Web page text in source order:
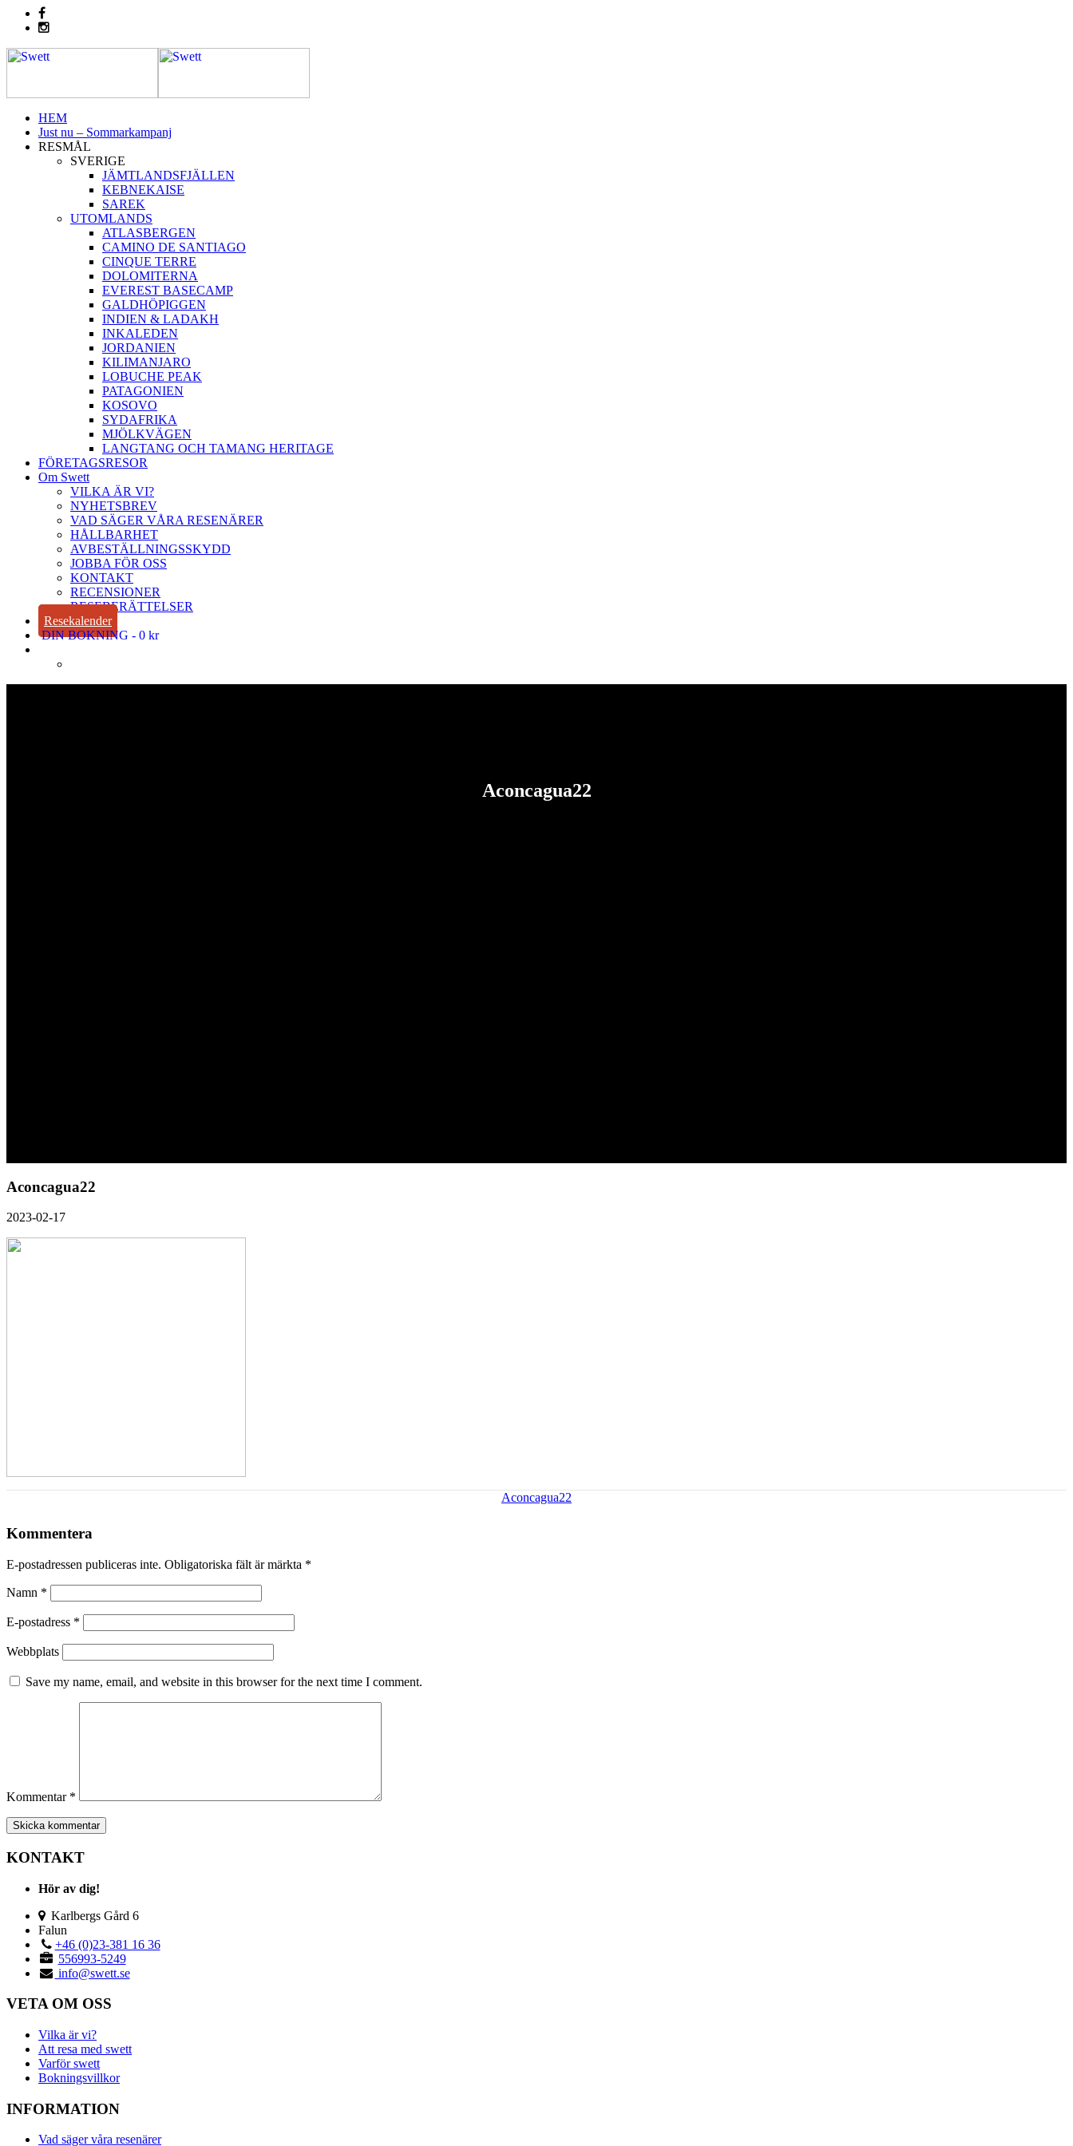
HEM
Just nu – Sommarkampanj
RESMÅL
SVERIGE
JÄMTLANDSFJÄLLEN
KEBNEKAISE
SAREK
UTOMLANDS
ATLASBERGEN
CAMINO DE SANTIAGO
CINQUE TERRE
DOLOMITERNA
EVEREST BASECAMP
GALDHÖPIGGEN
INDIEN & LADAKH
INKALEDEN
JORDANIEN
KILIMANJARO
LOBUCHE PEAK
PATAGONIEN
KOSOVO
SYDAFRIKA
MJÖLKVÄGEN
LANGTANG OCH TAMANG HERITAGE
FÖRETAGSRESOR
Om Swett
VILKA ÄR VI?
NYHETSBREV
VAD SÄGER VÅRA RESENÄRER
HÅLLBARHET
AVBESTÄLLNINGSSKYDD
JOBBA FÖR OSS
KONTAKT
RECENSIONER
RESEBERÄTTELSER
Resekalender
DIN BOKNING
0 kr
Aconcagua22
Aconcagua22
2023-02-17
Aconcagua22
Kommentera
E-postadressen publiceras inte. Obligatoriska fält är märkta *
Namn *
E-postadress *
Webbplats
Save my name, email, and website in this browser for the next time I comment.
Kommentar *
KONTAKT
Hör av dig!
Karlbergs Gård 6
Falun
+46 (0)23-381 16 36
556993-5249
info@swett.se
VETA OM OSS
Vilka är vi?
Att resa med swett
Varför swett
Bokningsvillkor
INFORMATION
Vad säger våra resenärer